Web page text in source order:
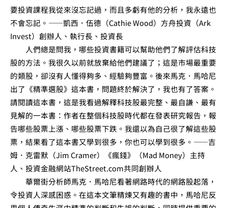
要投資課程我從來沒忘記過，而且多虧有他的分析，我永遠也
不會忘記。——凱西．伍德（Cathie Wood）方舟投資（Ark
Invest）創辦人、執行長、投資長
人們總是問我，哪些投資書籍可以幫助他們了解評估科技
股的方法。我很久以前就放棄給他們建議了；這是市場最重要
的類股，卻沒有人懂得夠多、經驗夠豐富。後來馬克．馬哈尼
出了《精準選股》這本書，問題終於解決了，我也有了答案。
請閱讀這本書，這是我看過解釋科技股最完整、最自謙、最有
見解的一本書：作者在整個科技股時代都在發表研究報告，報
告哪些股票上漲、哪些股票下跌。我還以為自己很了解這些股
票，結果看了這本書又學到很多，你也可以學到很多。——吉
姆．克雷默（Jim Cramer）《瘋錢》（Mad Money）主持
人、投資金融網站TheStreet.com共同創辦人
華爾街分析師馬克．馬哈尼看著網路時代的網路股起落，
令投資人深感困惑。在這本文筆精煉又有趣的書中，馬哈尼反